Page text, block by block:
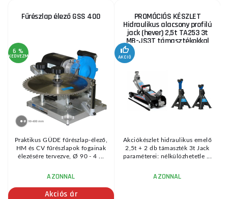
Fűrészlap élező GSS 400
6 %
KEDVEZMÉNY
Praktikus GÜDE fűrészlap-élező,
HM és CV fűrészlapok fogainak
élezésére tervezve, Ø 90 - 4 ...
AZONNAL
Akciós ár
PROMÓCIÓS KÉSZLET
Hidraulikus alacsony profilú
jack (hever) 2,5t TA253 3t
MB-JS3T támasztékokkal
AKCIÓ
Akciókészlet hidraulikus emelő
2,5t + 2 db támaszték 3t Jack
paraméterei: nélkülözhetetle ...
AZONNAL